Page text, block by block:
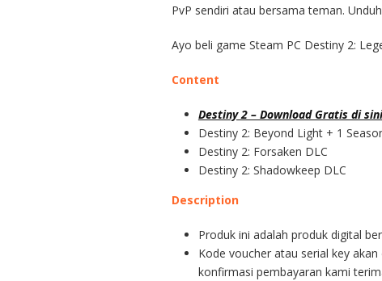
PvP sendiri atau bersama teman.
Ayo beli game Steam PC Destiny 2:
Content
Destiny 2 – Download Gratis di sini
Destiny 2: Beyond Light + 1
Destiny 2: Forsaken DLC
Destiny 2: Shadowkeep DLC
Description
Produk ini adalah produk digital
Kode voucher atau serial key
konfirmasi pembayaran kami